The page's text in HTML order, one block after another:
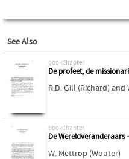
See Also
bookChapter
De profeet, de
R.D. Gill (Richard) and
bookChapter
De
W. Mettrop (Wouter)